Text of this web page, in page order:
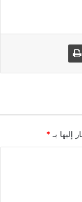
إليها بـ*